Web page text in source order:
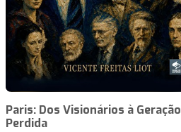
Paris: Dos Visionários à Geração
Perdida